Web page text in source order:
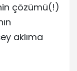
çözümü(!)
aklıma